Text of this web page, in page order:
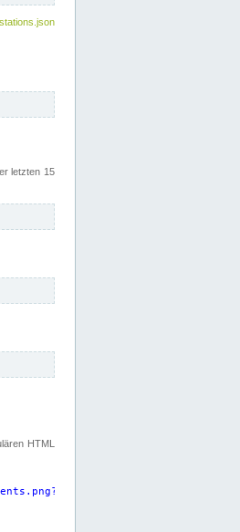
letzten 15
HTML